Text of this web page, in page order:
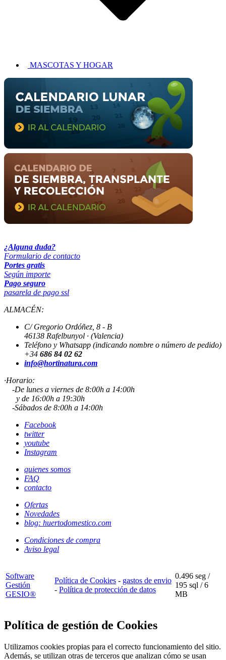
MASCOTAS Y HOGAR
¿Alguna duda?
Formulario de contacto
Portes gratis
Según importe
Pago seguro
pasarela de pago ssl
ALMACÉN:
C/ Gregorio Ordóñez, 8 - B
46138 Rafelbunyol · (Valencia)
Teléfono y Whatsapp (indicando nombre o número de pedido)
+34 686 84 02 62
info@hortinatura.com
·Horario:
-De lunes a viernes de 8:00h a 14:00h
y de 16:00h a 19:30h
-Sábados de 8:00h a 14:00h
Facebook
twitter
youtube
Instagram
quienes somos
FAQ
contacto
Ofertas
Novedades
blog: huertodomestico.com
Condiciones de compra
Aviso legal
Software
Gestión
GESIO®
Política de Cookies - gastos de envio
- Política de protección de datos
0.496 seg /
195 sql / 6
MB
Política de gestión de Cookies
Utilizamos cookies propias para el correcto funcionamiento del sitio.
Además, se utilizan otras de terceros que analizan cómo se usan